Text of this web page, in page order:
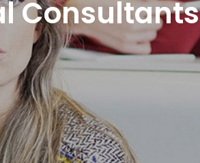
Consultants